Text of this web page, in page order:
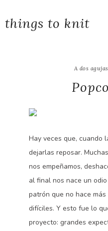
things to knit
A dos
Hay veces que, cuando
dejarlas reposar.
nos empeñamos,
al final nos nace un
patrón que no hace
difíciles. Y esto fue lo
proyecto: grandes